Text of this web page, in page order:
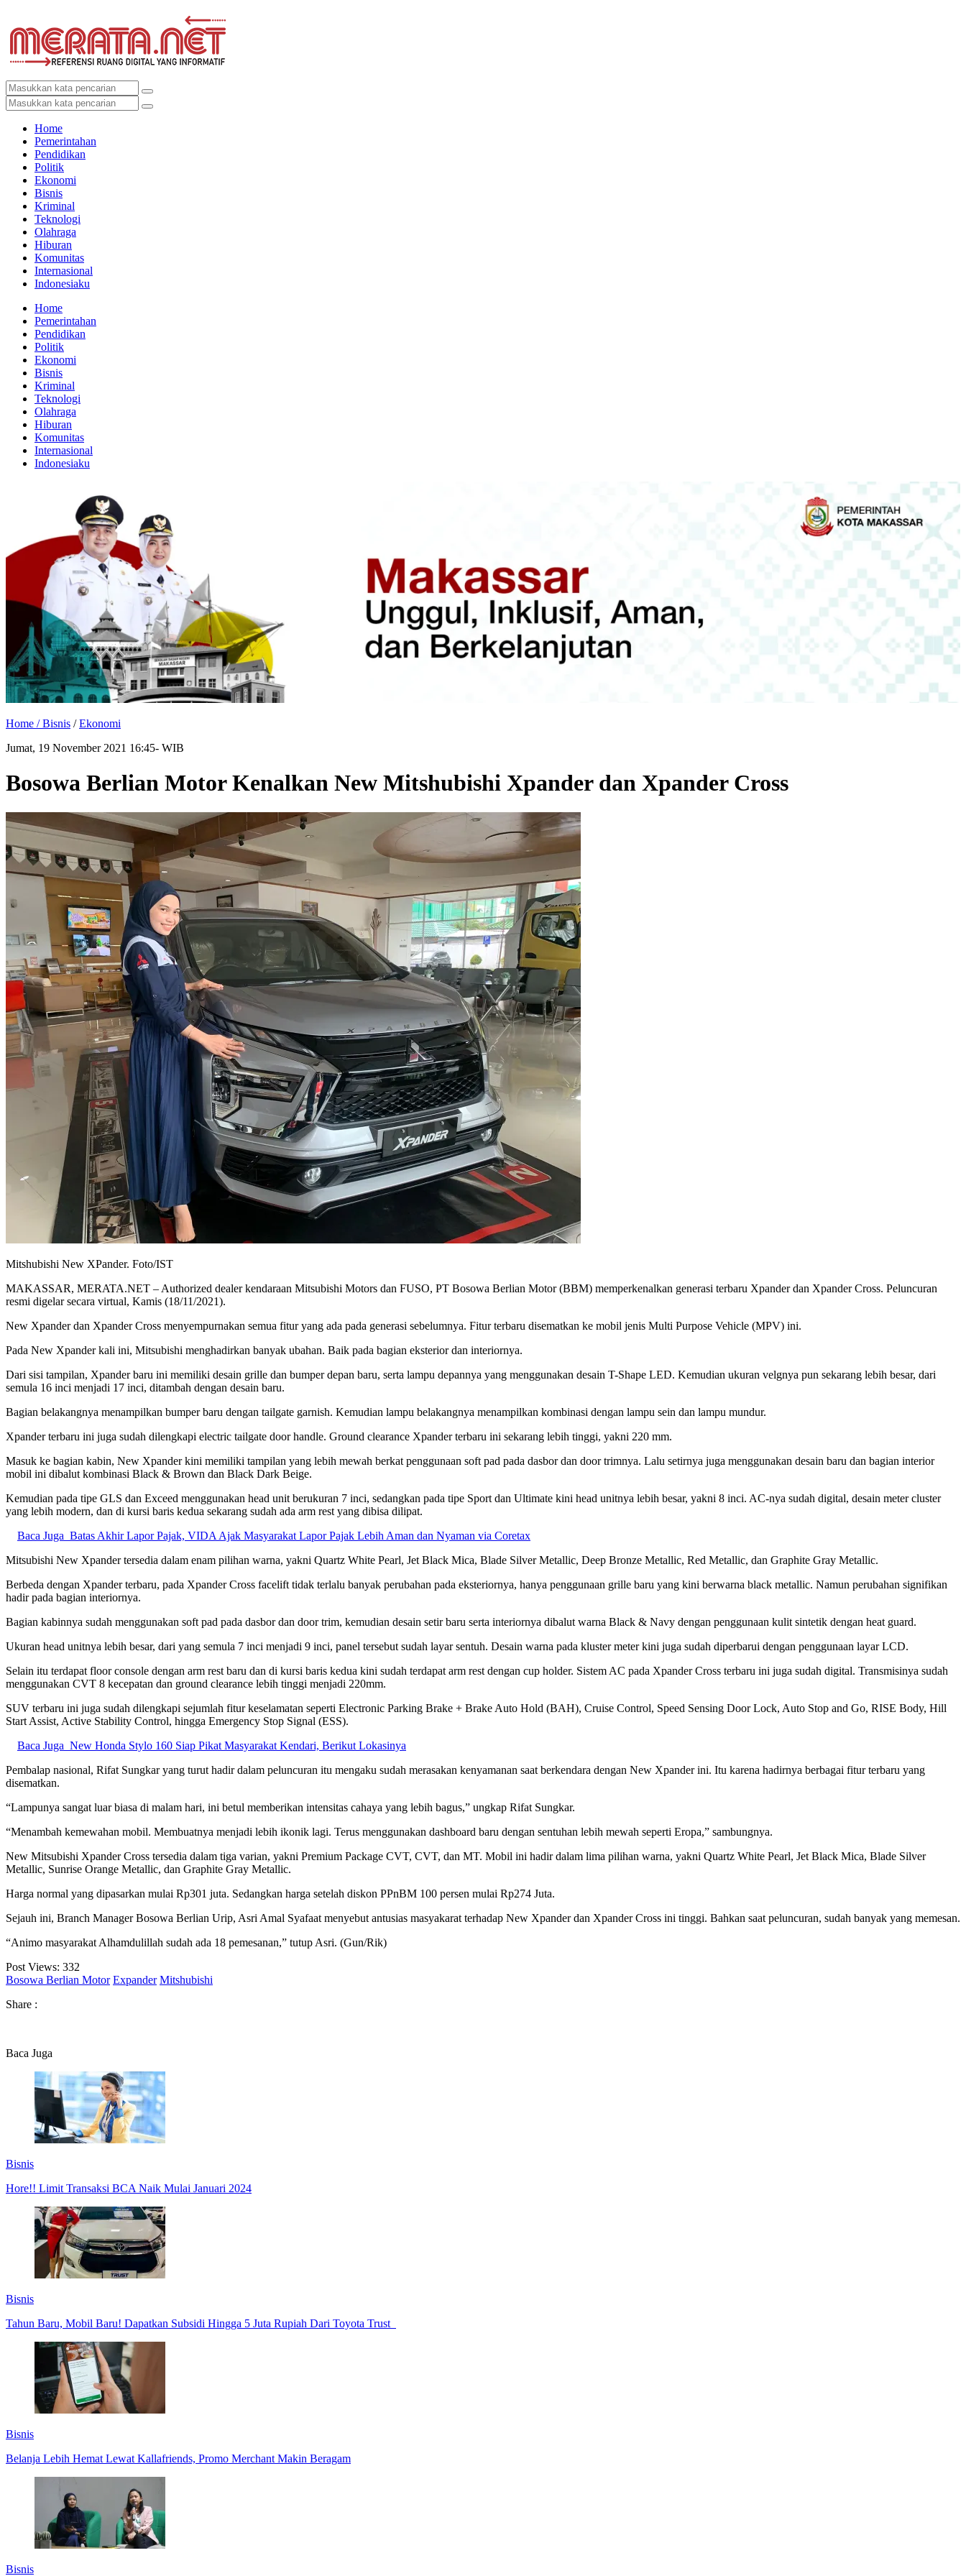
Home
Pemerintahan
Pendidikan
Politik
Ekonomi
Bisnis
Kriminal
Teknologi
Olahraga
Hiburan
Komunitas
Internasional
Indonesiaku
Home
Pemerintahan
Pendidikan
Politik
Ekonomi
Bisnis
Kriminal
Teknologi
Olahraga
Hiburan
Komunitas
Internasional
Indonesiaku
Home /Bisnis /Ekonomi
Jumat, 19 November 2021 16:45- WIB
Bosowa Berlian Motor Kenalkan New Mitshubishi Xpander dan Xpander Cross
Mitshubishi New XPander. Foto/IST
MAKASSAR, MERATA.NET – Authorized dealer kendaraan Mitsubishi Motors dan FUSO, PT Bosowa Berlian Motor (BBM) memperkenalkan generasi terbaru Xpander dan Xpander Cross. Peluncuran
resmi digelar secara virtual, Kamis (18/11/2021).
New Xpander dan Xpander Cross menyempurnakan semua fitur yang ada pada generasi sebelumnya. Fitur terbaru disematkan ke mobil jenis Multi Purpose Vehicle (MPV) ini.
Pada New Xpander kali ini, Mitsubishi menghadirkan banyak ubahan. Baik pada bagian eksterior dan interiornya.
Dari sisi tampilan, Xpander baru ini memiliki desain grille dan bumper depan baru, serta lampu depannya yang menggunakan desain T-Shape LED. Kemudian ukuran velgnya pun sekarang lebih besar, dari
semula 16 inci menjadi 17 inci, ditambah dengan desain baru.
Bagian belakangnya menampilkan bumper baru dengan tailgate garnish. Kemudian lampu belakangnya menampilkan kombinasi dengan lampu sein dan lampu mundur.
Xpander terbaru ini juga sudah dilengkapi electric tailgate door handle. Ground clearance Xpander terbaru ini sekarang lebih tinggi, yakni 220 mm.
Masuk ke bagian kabin, New Xpander kini memiliki tampilan yang lebih mewah berkat penggunaan soft pad pada dasbor dan door trimnya. Lalu setirnya juga menggunakan desain baru dan bagian interior
mobil ini dibalut kombinasi Black & Brown dan Black Dark Beige.
Kemudian pada tipe GLS dan Exceed menggunakan head unit berukuran 7 inci, sedangkan pada tipe Sport dan Ultimate kini head unitnya lebih besar, yakni 8 inci. AC-nya sudah digital, desain meter cluster
yang lebih modern, dan di kursi baris kedua sekarang sudah ada arm rest yang dibisa dilipat.
Baca Juga Batas Akhir Lapor Pajak, VIDA Ajak Masyarakat Lapor Pajak Lebih Aman dan Nyaman via Coretax
Mitsubishi New Xpander tersedia dalam enam pilihan warna, yakni Quartz White Pearl, Jet Black Mica, Blade Silver Metallic, Deep Bronze Metallic, Red Metallic, dan Graphite Gray Metallic.
Berbeda dengan Xpander terbaru, pada Xpander Cross facelift tidak terlalu banyak perubahan pada eksteriornya, hanya penggunaan grille baru yang kini berwarna black metallic. Namun perubahan signifikan
hadir pada bagian interiornya.
Bagian kabinnya sudah menggunakan soft pad pada dasbor dan door trim, kemudian desain setir baru serta interiornya dibalut warna Black & Navy dengan penggunaan kulit sintetik dengan heat guard.
Ukuran head unitnya lebih besar, dari yang semula 7 inci menjadi 9 inci, panel tersebut sudah layar sentuh. Desain warna pada kluster meter kini juga sudah diperbarui dengan penggunaan layar LCD.
Selain itu terdapat floor console dengan arm rest baru dan di kursi baris kedua kini sudah terdapat arm rest dengan cup holder. Sistem AC pada Xpander Cross terbaru ini juga sudah digital. Transmisinya sudah
menggunakan CVT 8 kecepatan dan ground clearance lebih tinggi menjadi 220mm.
SUV terbaru ini juga sudah dilengkapi sejumlah fitur keselamatan seperti Electronic Parking Brake + Brake Auto Hold (BAH), Cruise Control, Speed Sensing Door Lock, Auto Stop and Go, RISE Body, Hill
Start Assist, Active Stability Control, hingga Emergency Stop Signal (ESS).
Baca Juga New Honda Stylo 160 Siap Pikat Masyarakat Kendari, Berikut Lokasinya
Pembalap nasional, Rifat Sungkar yang turut hadir dalam peluncuran itu mengaku sudah merasakan kenyamanan saat berkendara dengan New Xpander ini. Itu karena hadirnya berbagai fitur terbaru yang
disematkan.
“Lampunya sangat luar biasa di malam hari, ini betul memberikan intensitas cahaya yang lebih bagus,” ungkap Rifat Sungkar.
“Menambah kemewahan mobil. Membuatnya menjadi lebih ikonik lagi. Terus menggunakan dashboard baru dengan sentuhan lebih mewah seperti Eropa,” sambungnya.
New Mitsubishi Xpander Cross tersedia dalam tiga varian, yakni Premium Package CVT, CVT, dan MT. Mobil ini hadir dalam lima pilihan warna, yakni Quartz White Pearl, Jet Black Mica, Blade Silver
Metallic, Sunrise Orange Metallic, dan Graphite Gray Metallic.
Harga normal yang dipasarkan mulai Rp301 juta. Sedangkan harga setelah diskon PPnBM 100 persen mulai Rp274 Juta.
Sejauh ini, Branch Manager Bosowa Berlian Urip, Asri Amal Syafaat menyebut antusias masyakarat terhadap New Xpander dan Xpander Cross ini tinggi. Bahkan saat peluncuran, sudah banyak yang memesan.
“Animo masyarakat Alhamdulillah sudah ada 18 pemesanan,” tutup Asri. (Gun/Rik)
Post Views: 332
Bosowa Berlian Motor Expander Mitshubishi
Share :
Baca Juga
Bisnis
Hore!! Limit Transaksi BCA Naik Mulai Januari 2024
Bisnis
Tahun Baru, Mobil Baru! Dapatkan Subsidi Hingga 5 Juta Rupiah Dari Toyota Trust
Bisnis
Belanja Lebih Hemat Lewat Kallafriends, Promo Merchant Makin Beragam
Bisnis